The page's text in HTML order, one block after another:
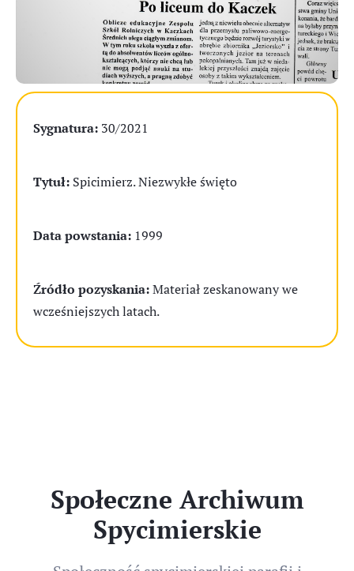
Sygnatura: 30/2021
Tytuł: Spicimierz. Niezwykłe święto
Data powstania: 1999
Źródło pozyskania:Materiał zeskanowany we
wcześniejszych latach.
Społeczne Archiwum
Spycimierskie